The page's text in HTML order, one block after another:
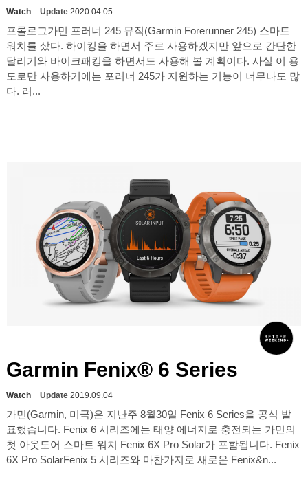
Watch Update 2020.04.05
프롤로그가민 포러너 245 뮤직(Garmin Forerunner 245) 스마트
워치를 샀다. 하이킹을 하면서 주로 사용하겠지만 앞으로 간단한
달리기와 바이크패킹을 하면서도 사용해 볼 계획이다. 사실 이 용
도로만 사용하기에는 포러너 245가 지원하는 기능이 너무나도 많
다. 러...
Garmin Fenix® 6 Series
Watch Update 2019.09.04
가민(Garmin, 미국)은 지난주 8월30일 Fenix 6 Series을 공식 발
표했습니다. Fenix 6 시리즈에는 태양 에너지로 충전되는 가민의
첫 아웃도어 스마트 워치 Fenix 6X Pro Solar가 포함됩니다. Fenix
6X Pro SolarFenix 5 시리즈와 마찬가지로 새로운 Fenix&n...